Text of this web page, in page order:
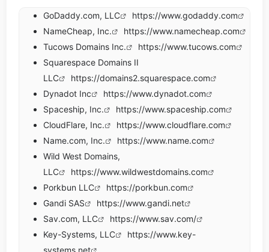
GoDaddy.com, LLC
https://www.godaddy.com
NameCheap, Inc.
https://www.namecheap.com
Tucows Domains Inc.
https://www.tucows.com
Squarespace Domains II
LLC
https://domains2.squarespace.com
Dynadot Inc
https://www.dynadot.com
Spaceship, Inc.
https://www.spaceship.com
CloudFlare, Inc.
https://www.cloudflare.com
Name.com, Inc.
https://www.name.com
Wild West Domains,
LLC
https://www.wildwestdomains.com
Porkbun LLC
https://porkbun.com
Gandi SAS
https://www.gandi.net
Sav.com, LLC
https://www.sav.com/
Key-Systems, LLC
https://www.key-
systems.net